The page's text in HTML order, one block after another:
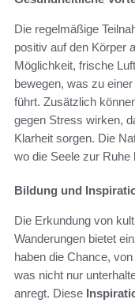
Die regelmäßige
positiv auf den Körper
Möglichkeit, frische
bewegen, was zu
führt. Zusätzlich
gegen Stress wirken,
Klarheit sorgen. Die
wo die Seele zur Ruhe
Bildung und
Die Erkundung von
Wanderungen bietet
haben die Chance,
was nicht nur
anregt. Diese